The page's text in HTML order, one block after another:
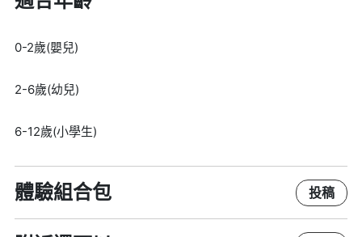
0-2歲(嬰兒)
2-6歲(幼兒)
6-12歲(小學生)
體驗組合包 投稿